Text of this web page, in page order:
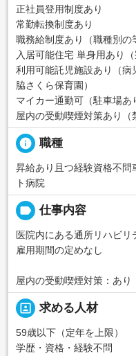
正社員登用制度あり
常勤転換制度あり
職務給制度あり（職種別の
入居可能住宅 単身用あり
利用可能託児施設あり（
脇さくら保育園）
マイカー通勤可（駐車場あ
屋内の受動喫煙対策あり（
info 職種
昇給あり且つ経験資格不問
ト病院
label 仕事内容
医院内にある通所リハビ
雇用期間の定めなし
屋内の受動喫煙対策：あり
portrait 求める人材
59歳以下（定年を上限）
学歴・資格・経験不問